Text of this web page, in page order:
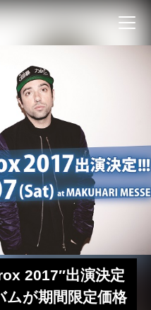
2017″出演決定
ムが期間限定価格